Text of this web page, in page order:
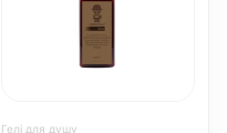
Гелі для душу